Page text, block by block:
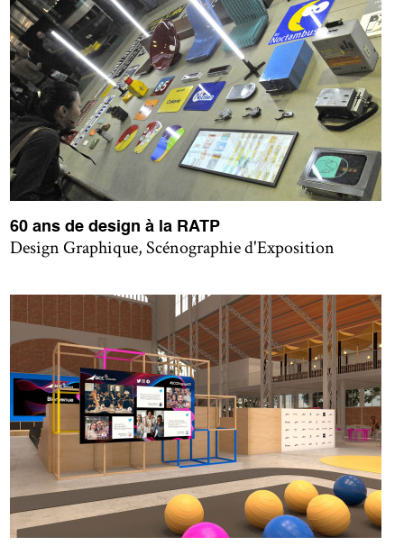
60 ans de design à la RATP
Design Graphique, Scénographie d'Exposition